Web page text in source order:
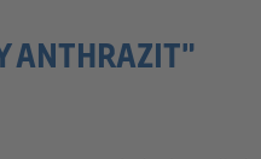
ANTHRAZIT"